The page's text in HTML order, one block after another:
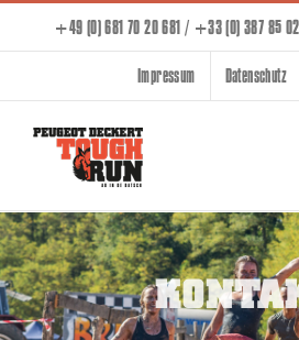
springen
+49 (0) 681 70 20 681 / +33 (0) 387 85
Impressum Datenschutz